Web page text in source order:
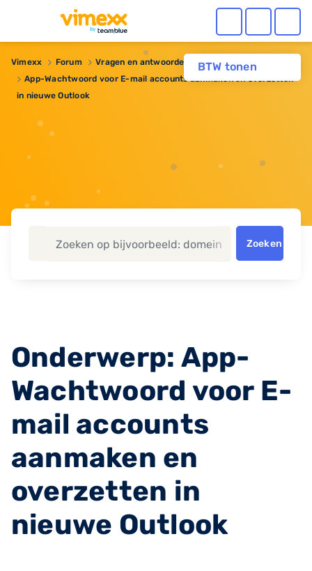
BTW tonen
Vimexx Forum
Vragen en antwoorden
App-Wachtwoord voor E-mail accounts aanmaken en overzetten
in nieuwe Outlook
Zoeken
Onderwerp: App-
Wachtwoord voor E-
mail accounts
aanmaken en
overzetten in
nieuwe Outlook